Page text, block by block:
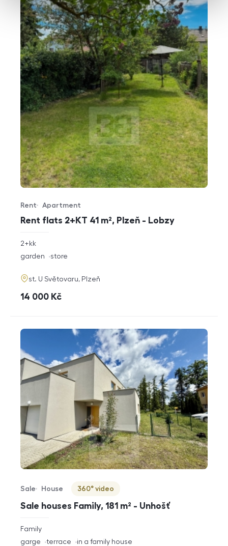
Rent flats 2+KT 41 m², Plzeň - Lobzy
Offer type
Rent
Property type
Apartment
rozměry
2+kk
funkce
garden store
adresa
st. U Světovaru, Plzeň
cena
14 000 Kč
Sale houses Family, 181 m² - Unhošť
Offer type
Sale
Property type
House
Virtuální prohlídka
360° video
rozměry
disposition
Family
funkce
garge terrace in a family house